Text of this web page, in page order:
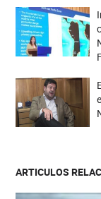
ARTICULOS